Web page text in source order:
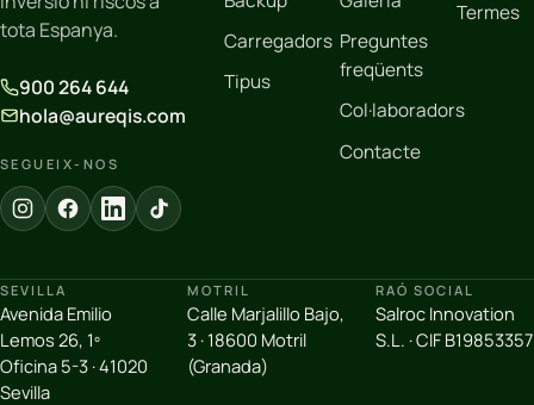
tota Espanya.
900 264 644
hola@aureqis.com
SEGUEIX-NOS
Carregadors
Tipus
Preguntes
freqüents
Col·laboradors
Contacte
Termes
SEVILLA
Avenida Emilio
Lemos 26, 1º
Oficina 5-3 · 41020
Sevilla
MOTRIL
Calle Marjalillo Bajo,
3 · 18600 Motril
(Granada)
RAÓ SOCIAL
Salroc Innovation
S.L. · CIF B19853357